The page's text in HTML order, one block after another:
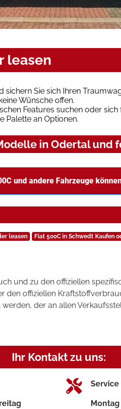
leasen
sichern Sie sich Ihren
Wünsche offen.
Features suchen oder
Palette an Optionen.
in Odertal und
und andere Fahrzeuge
leasen Fiat 500C in Schwedt Kaufen
und zu den offiziellen
offiziellen
der an allen
Ihr Kontakt zu uns:
Service